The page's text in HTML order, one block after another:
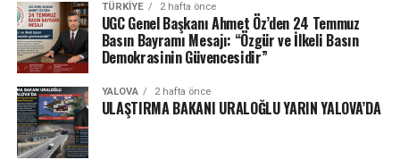
TÜRKIYE 2 hafta önce
UGC Genel Başkanı Ahmet Öz’den 24 Temmuz
Basın Bayramı Mesajı: “Özgür ve İlkeli Basın
Demokrasinin Güvencesidir”
YALOVA 2 hafta önce
ULAŞTIRMA BAKANI URALOĞLU YARIN YALOVA’DA